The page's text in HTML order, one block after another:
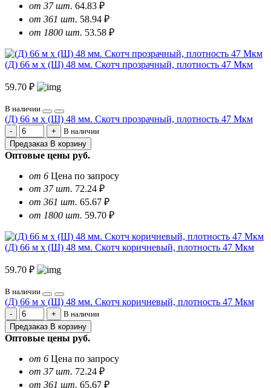
от 37 шт. 64.83 ₽
от 361 шт. 58.94 ₽
от 1800 шт. 53.58 ₽
(Д) 66 м х (Ш) 48 мм. Скотч прозрачный, плотность 47 Мкм
59.70 ₽
В наличии
(Д) 66 м х (Ш) 48 мм. Скотч прозрачный, плотность 47 Мкм
В наличии
Предзаказ В корзину
Оптовые цены руб.
от 6 Цена по запросу
от 37 шт. 72.24 ₽
от 361 шт. 65.67 ₽
от 1800 шт. 59.70 ₽
(Д) 66 м х (Ш) 48 мм. Скотч коричневый, плотность 47 Мкм
59.70 ₽
В наличии
(Д) 66 м х (Ш) 48 мм. Скотч коричневый, плотность 47 Мкм
В наличии
Предзаказ В корзину
Оптовые цены руб.
от 6 Цена по запросу
от 37 шт. 72.24 ₽
от 361 шт. 65.67 ₽